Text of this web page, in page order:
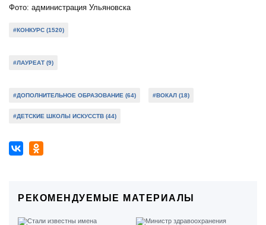
Фото: администрация Ульяновска
#КОНКУРС (1520)
#ЛАУРЕАТ (9)
#ДОПОЛНИТЕЛЬНОЕ ОБРАЗОВАНИЕ (64) #ВОКАЛ (18)
#ДЕТСКИЕ ШКОЛЫ ИСКУССТВ (44)
РЕКОМЕНДУЕМЫЕ МАТЕРИАЛЫ